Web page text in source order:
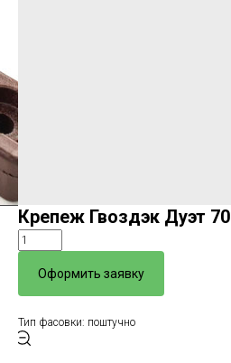
Крепеж Гвоздэк Дуэт 70
Оформить заявку
Тип фасовки: поштучно